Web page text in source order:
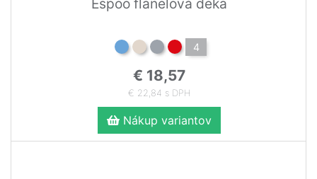
Espoo flanelová deka
4
€ 18,57
€ 22,84 s DPH
Nákup variantov